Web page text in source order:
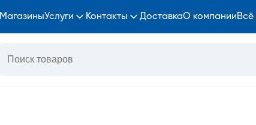
МагазиныУслуги Контакты ДоставкаО компанииВсё